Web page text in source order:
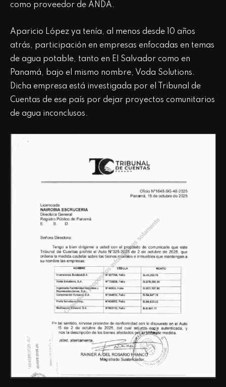
como proveedor de ANDA.
Aparicio López ya tenía, al menos desde 10 años
atrás, participación en empresas enfocadas en temas
de agua potable, tanto en El Salvador como en
Panamá, bajo el mismo nombre, Voda Solutions.
Dicha empresa está investigada por el Tribunal de
Cuentas de ese país por dejar proyectos comunitarios
de agua inconclusos.